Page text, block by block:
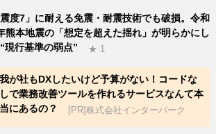
震度7」に耐える免震・耐震技術でも破損。令和
熊本地震の「想定を超えた揺れ」が明らかにし
現行基準の弱点”
★ 1
我が社もDXしたいけど予算がない！コードな
しで業務改善ツールを作れるサービスなんて本
当にあるの？
[PR]株式会社インターパーク